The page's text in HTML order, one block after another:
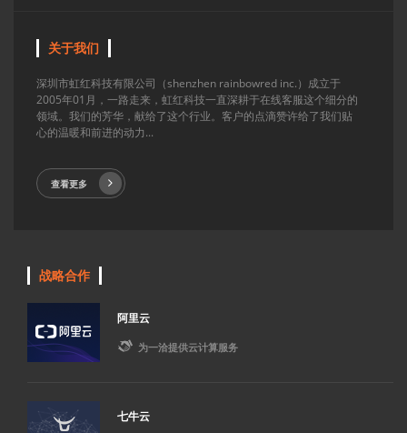
关于我们
深圳市虹红科技有限公司（shenzhen rainbowred inc.）成立于
2005年01月，一路走来，虹红科技一直深耕于在线客服这个细分的
领域。我们的芳华，献给了这个行业。客户的点滴赞许给了我们贴
心的温暖和前进的动力...
查看更多
战略合作
阿里云
 为一洽提供云计算服务
七牛云